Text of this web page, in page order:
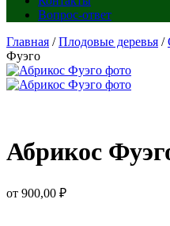
Вопрос-ответ
Главная /Плодовые деревья /
Фуэго
Абрикос
от 900,00 ₽